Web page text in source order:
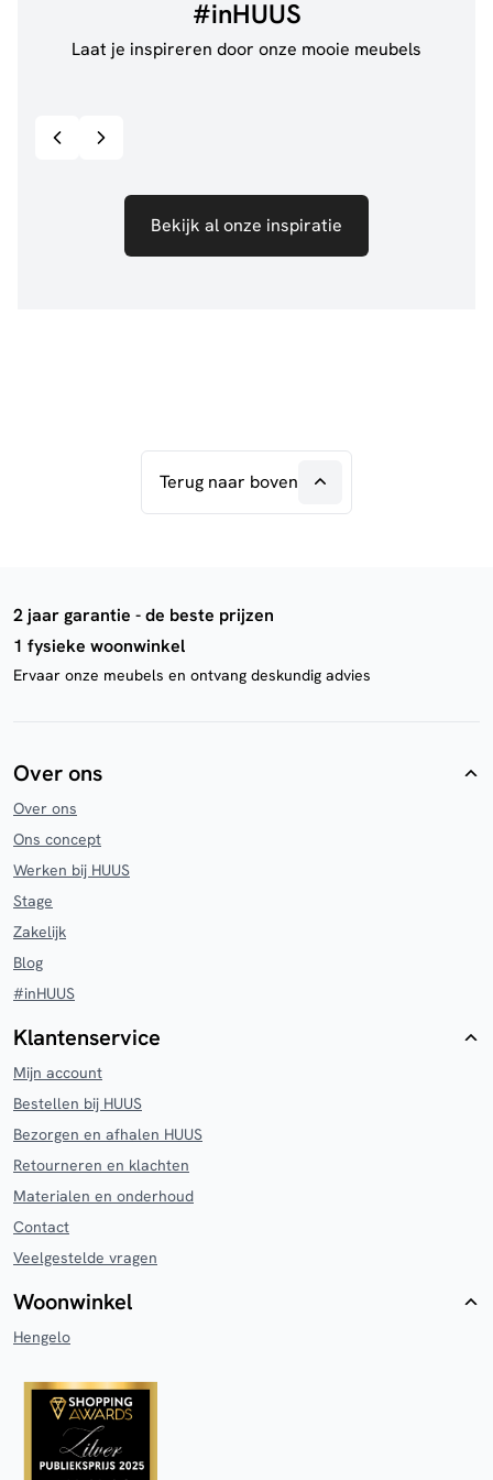
#inHUUS
Laat je inspireren door onze mooie meubels
Bekijk al onze inspiratie
Terug naar boven
2 jaar garantie - de beste prijzen
1 fysieke woonwinkel
Ervaar onze meubels en ontvang deskundig advies
Over ons
Over ons
Ons concept
Werken bij HUUS
Stage
Zakelijk
Blog
#inHUUS
Klantenservice
Mijn account
Bestellen bij HUUS
Bezorgen en afhalen HUUS
Retourneren en klachten
Materialen en onderhoud
Contact
Veelgestelde vragen
Woonwinkel
Hengelo